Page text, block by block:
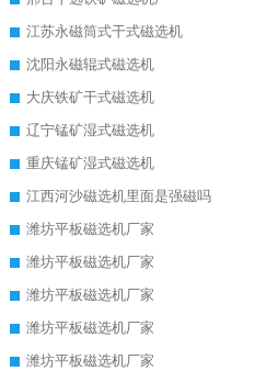
江苏永磁筒式干式磁选机
沈阳永磁辊式磁选机
大庆铁矿干式磁选机
辽宁锰矿湿式磁选机
重庆锰矿湿式磁选机
江西河沙磁选机里面是强磁吗
潍坊平板磁选机厂家
潍坊平板磁选机厂家
潍坊平板磁选机厂家
潍坊平板磁选机厂家
潍坊平板磁选机厂家